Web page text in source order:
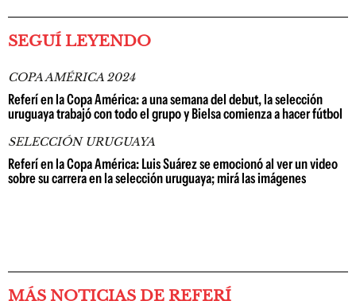
SEGUÍ LEYENDO
COPA AMÉRICA 2024
Referí en la Copa América: a una semana del debut, la selección
uruguaya trabajó con todo el grupo y Bielsa comienza a hacer fútbol
SELECCIÓN URUGUAYA
Referí en la Copa América: Luis Suárez se emocionó al ver un video
sobre su carrera en la selección uruguaya; mirá las imágenes
MÁS NOTICIAS DE REFERÍ